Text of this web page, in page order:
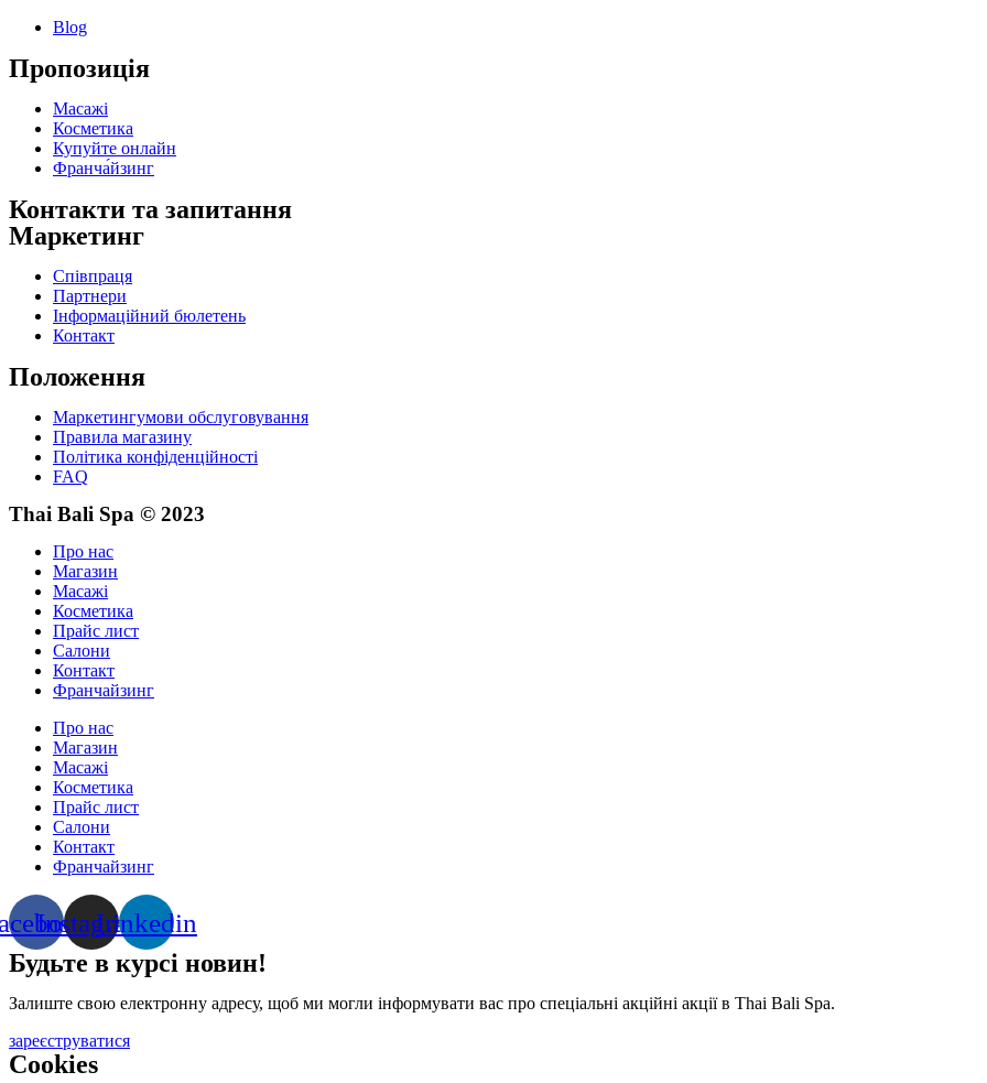
Blog
Пропозиція
Масажі
Косметика
Купуйте онлайн
Франча́йзинг
Контакти та запитання
Маркетинг
Співпраця
Партнери
Інформаційний бюлетень
Контакт
Положення
Маркетингумови обслуговування
Правила магазину
Політика конфіденційності
FAQ
Thai Bali Spa © 2023
Про нас
Магазин
Масажі
Косметика
Прайс лист
Салони
Контакт
Франчайзинг
Про нас
Магазин
Масажі
Косметика
Прайс лист
Салони
Контакт
Франчайзинг
InstagramLinkedin
Будьте в курсі новин!
Залиште свою електронну адресу, щоб ми могли інформувати вас про спеціальні акційні акції в Thai Bali Spa.
зареєструватися
Cookies